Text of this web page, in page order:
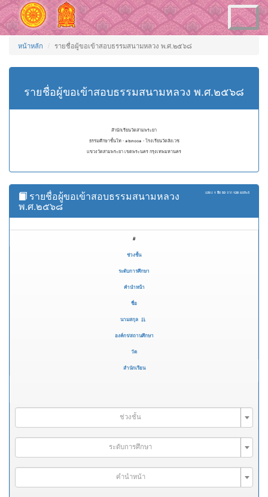
Toggle
navigation
หน้าหลัก รายชื่อผู้ขอเข้าสอบธรรมสนามหลวง พ.ศ.๒๕๖๘
รายชื่อผู้ขอเข้าสอบธรรมสนามหลวง พ.ศ.๒๕๖๘
สำนักเรียนวัดสามพระยา
ธรรมศึกษาชั้นโท - ๑๒๓๐๐๑ - โรงเรียนวัดสังเวช
แขวงวัดสามพระยา เขตพระนคร กรุงเทพมหานคร
แสดง 1 ถึง 50 จาก 128 ผลลัพธ์
รายชื่อผู้ขอเข้าสอบธรรมสนามหลวง
พ.ศ.๒๕๖๘
#
ช่วงชั้น
ระดับการศึกษา
คำนำหน้า
ชื่อ
นามสกุล
องค์กร/สถานศึกษา
วัด
สำนักเรียน
ช่วงชั้น
ระดับการศึกษา
คำนำหน้า